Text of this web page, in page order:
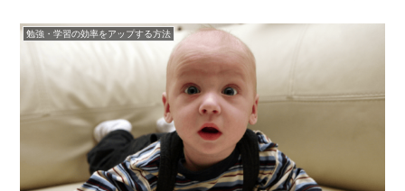
い」と思ったことがあると思います。もし、記憶力がいまよりも向上
したら、資...
勉強・学習の効率をアップする方法